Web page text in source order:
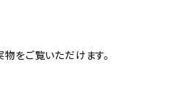
をご覧いただけます。